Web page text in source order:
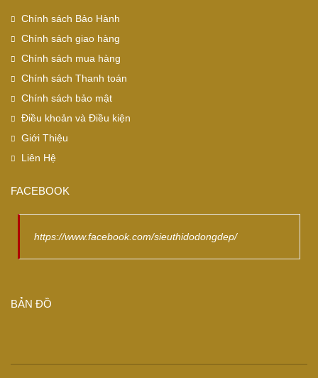
Chính sách Bảo Hành
Chính sách giao hàng
Chính sách mua hàng
Chính sách Thanh toán
Chính sách bảo mật
Điều khoản và Điều kiện
Giới Thiệu
Liên Hệ
FACEBOOK
https://www.facebook.com/sieuthidodongdep/
BẢN ĐỒ